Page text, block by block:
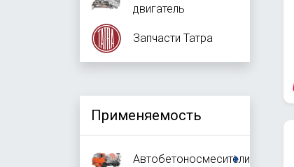
двигатель
Запчасти Татра
Применяемость
Автобетоносмесители